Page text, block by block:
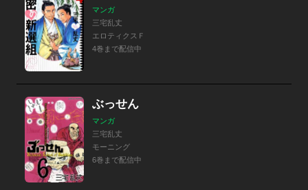
マンガ
三宅乱丈
エロティクスＦ
4巻まで配信中
ぶっせん
マンガ
三宅乱丈
モーニング
6巻まで配信中